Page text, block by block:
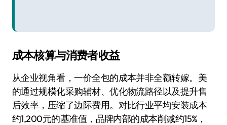
成本核算与消费者收益
从企业视角看，一价全包的成本并非全额转嫁。美
的通过规模化采购辅材、优化物流路径以及提升售
后效率，压缩了边际费用。对比行业平均安装成本
约1,200元的基准值，品牌内部的成本削减约15%，